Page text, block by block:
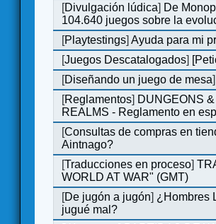
[Divulgación lúdica] De
104.640 juegos sobre la
[Playtestings]Ayuda para mi
[Juegos Descatalogados]
[Diseñando un juego de mesa
[Reglamentos] DUNGEONS
REALMS - Reglamento en
[Consultas de compras en
Aintnago?
[Traducciones en proceso]
WORLD AT WAR" (GMT)
[De jugón a jugón] ¿Hombres
jugué mal?